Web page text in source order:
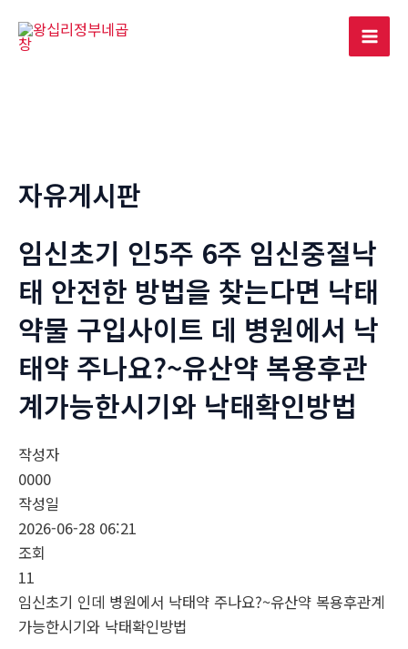
Main
자유게시판
임신초기 인5주 6주 임신중절낙
태 안전한 방법을 찾는다면 낙­태
약물 구입사이트 데 병원에서 낙
태약 주나요?~유산약 복용후관
계가능한시기와 낙태확인방법
작성자
0000
작성일
2026-06-28 06:21
조회
11
임신초기 인데 병원에서 낙태약 주나요?~유산약 복용후관계
가능한시기와 낙태확인방법